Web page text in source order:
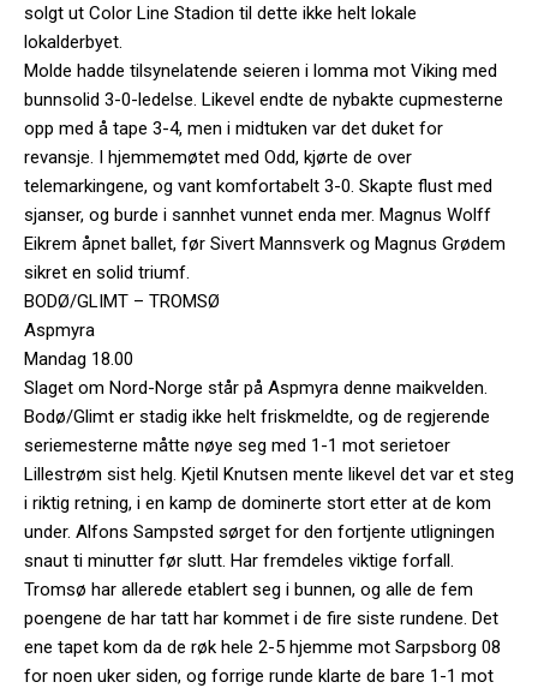
solgt ut Color Line Stadion til dette ikke helt lokale
lokalderbyet.
Molde hadde tilsynelatende seieren i lomma mot Viking med
bunnsolid 3-0-ledelse. Likevel endte de nybakte cupmesterne
opp med å tape 3-4, men i midtuken var det duket for
revansje. I hjemmemøtet med Odd, kjørte de over
telemarkingene, og vant komfortabelt 3-0. Skapte flust med
sjanser, og burde i sannhet vunnet enda mer. Magnus Wolff
Eikrem åpnet ballet, før Sivert Mannsverk og Magnus Grødem
sikret en solid triumf.
BODØ/GLIMT – TROMSØ
Aspmyra
Mandag 18.00
Slaget om Nord-Norge står på Aspmyra denne maikvelden.
Bodø/Glimt er stadig ikke helt friskmeldte, og de regjerende
seriemesterne måtte nøye seg med 1-1 mot serietoer
Lillestrøm sist helg. Kjetil Knutsen mente likevel det var et steg
i riktig retning, i en kamp de dominerte stort etter at de kom
under. Alfons Sampsted sørget for den fortjente utligningen
snaut ti minutter før slutt. Har fremdeles viktige forfall.
Tromsø har allerede etablert seg i bunnen, og alle de fem
poengene de har tatt har kommet i de fire siste rundene. Det
ene tapet kom da de røk hele 2-5 hjemme mot Sarpsborg 08
for noen uker siden, og forrige runde klarte de bare 1-1 mot